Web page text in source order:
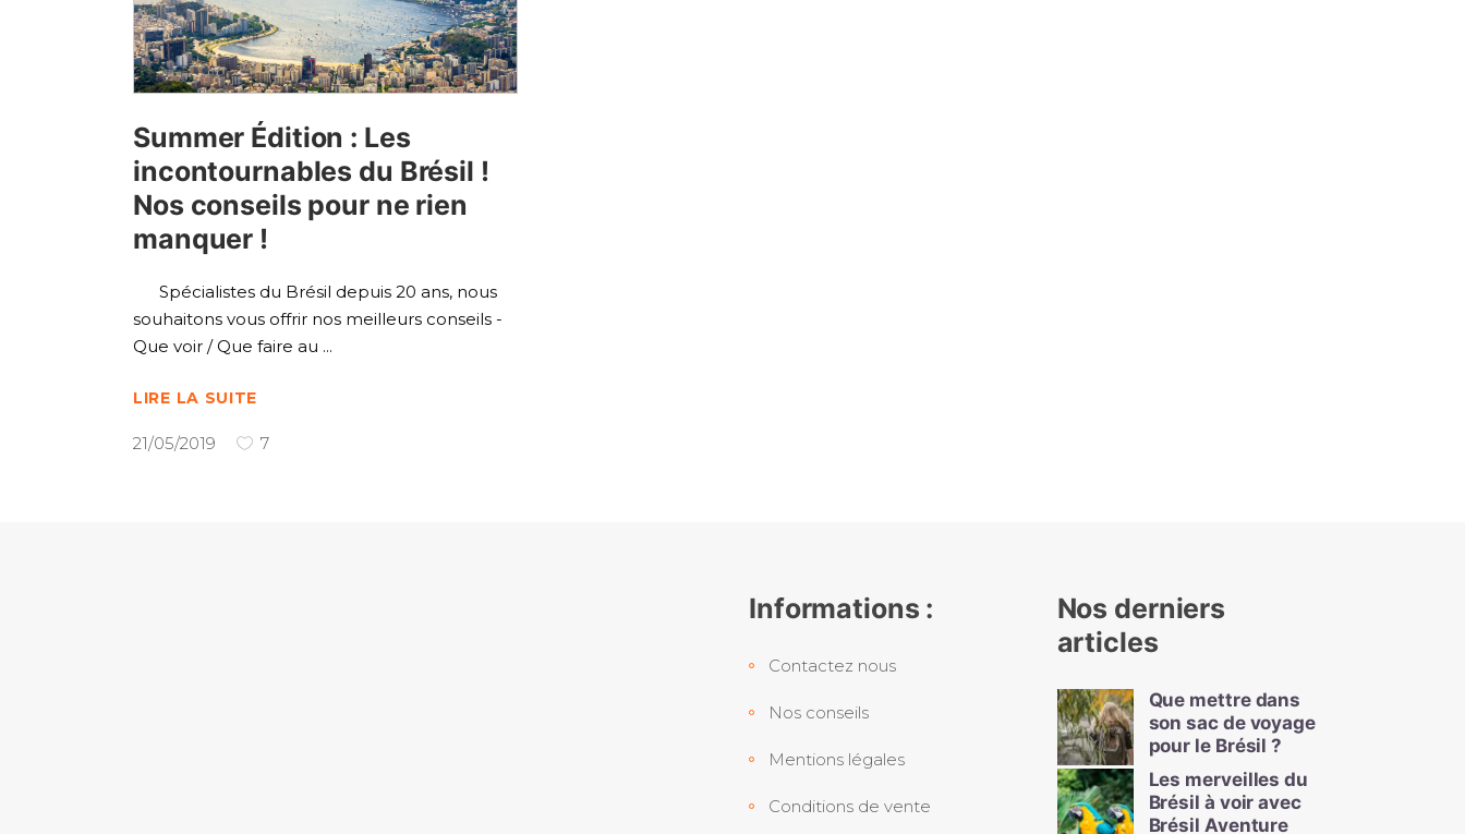
Summer Édition : Les
incontournables du Brésil !
Nos conseils pour ne rien
manquer !
Spécialistes du Brésil depuis 20 ans, nous
souhaitons vous offrir nos meilleurs conseils -
Que voir / Que faire au
LIRE LA SUITE
21/05/2019 7
Informations :
Contactez nous
Nos conseils
Mentions légales
Conditions de vente
Nos derniers
articles
Que mettre dans
son sac de voyage
pour le Brésil ?
Les merveilles du
Brésil à voir avec
Brésil Aventure